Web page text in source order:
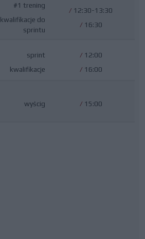
#1 trening
kwalifikacje do
sprintu
/ 12:30-13:30
/ 16:30
sprint
kwalifikacje
/ 12:00
/ 16:00
wyścig / 15:00